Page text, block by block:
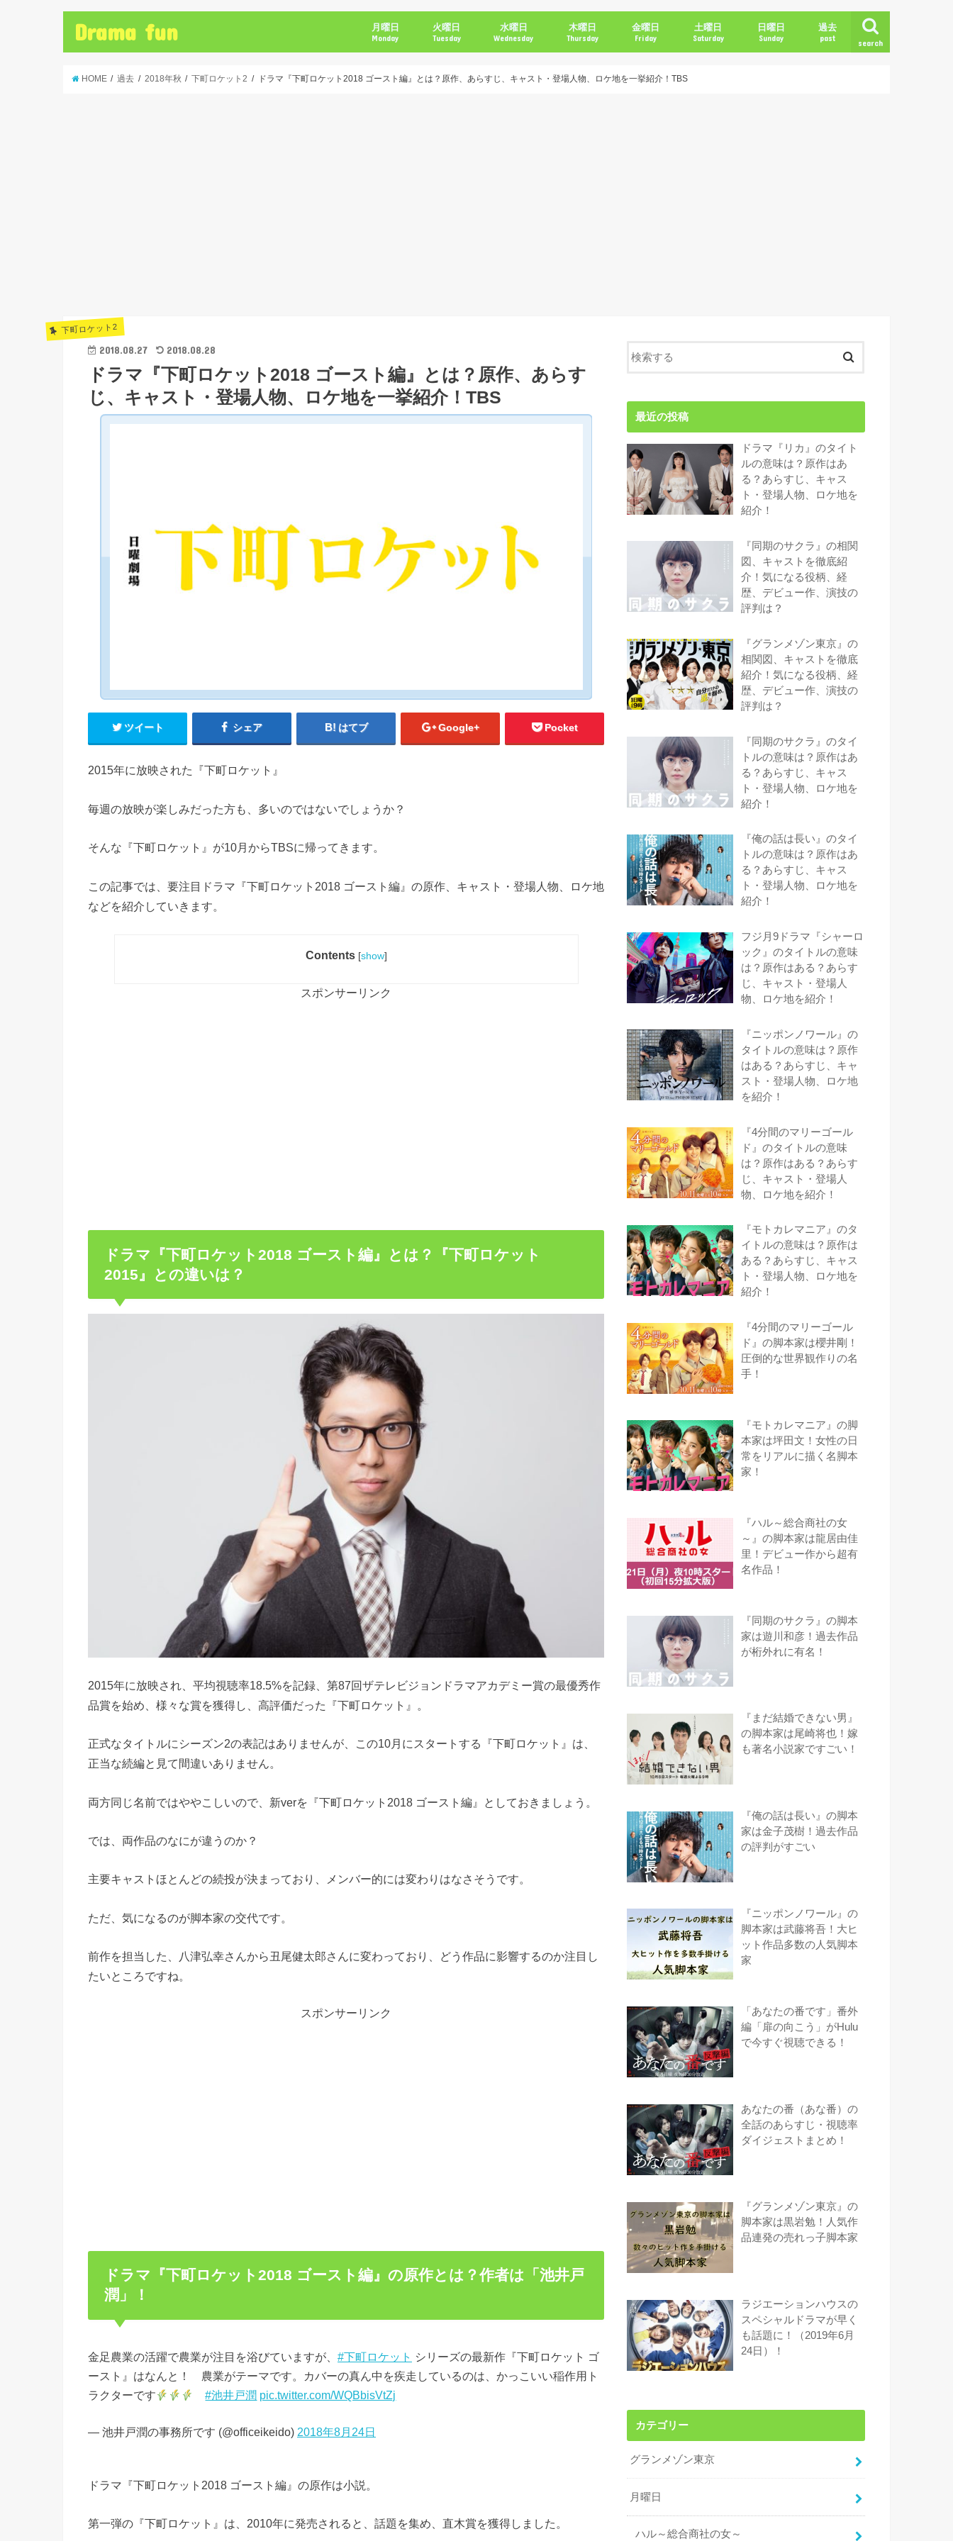
Drama fun search
月曜日
Monday
火曜日
Tuesday
水曜日
Wednesday
木曜日
Thursday
金曜日
Friday
土曜日
Saturday
日曜日
Sunday
過去
past
HOME 過去 2018年秋 下町ロケット2 ドラマ『下町ロケット2018 ゴースト編』とは？原作、あらすじ、キャスト・登場人物、ロケ地を一挙紹介！TBS
下町ロケット2
2018.08.27 2018.08.28
ドラマ『下町ロケット2018 ゴースト編』とは？原作、あらす
じ、キャスト・登場人物、ロケ地を一挙紹介！TBS
ツイート シェア はてブ Google+ Pocket
2015年に放映された『下町ロケット』
毎週の放映が楽しみだった方も、多いのではないでしょうか？
そんな『下町ロケット』が10月からTBSに帰ってきます。
この記事では、要注目ドラマ『下町ロケット2018 ゴースト編』の原作、キャスト・登場人物、ロケ地
などを紹介していきます。
Contents [show]
スポンサーリンク
ドラマ『下町ロケット2018 ゴースト編』とは？『下町ロケット
2015』との違いは？
2015年に放映され、平均視聴率18.5%を記録、第87回ザテレビジョンドラマアカデミー賞の最優秀作
品賞を始め、様々な賞を獲得し、高評価だった『下町ロケット』。
正式なタイトルにシーズン2の表記はありませんが、この10月にスタートする『下町ロケット』は、
正当な続編と見て間違いありません。
両方同じ名前ではややこしいので、新verを『下町ロケット2018 ゴースト編』としておきましょう。
では、両作品のなにが違うのか？
主要キャストほとんどの続投が決まっており、メンバー的には変わりはなさそうです。
ただ、気になるのが脚本家の交代です。
前作を担当した、八津弘幸さんから丑尾健太郎さんに変わっており、どう作品に影響するのか注目し
たいところですね。
スポンサーリンク
ドラマ『下町ロケット2018 ゴースト編』の原作とは？作者は「池井戸
潤」！
金足農業の活躍で農業が注目を浴びていますが、 #下町ロケット シリーズの最新作『下町ロケット ゴ
ースト』はなんと！ 農業がテーマです。カバーの真ん中を疾走しているのは、かっこいい稲作用ト
ラクターです
#池井戸潤 pic.twitter.com/WQBbisVtZj
— 池井戸潤の事務所です (@officeikeido) 2018年8月24日
ドラマ『下町ロケット2018 ゴースト編』の原作は小説。
第一弾の『下町ロケット』は、2010年に発売されると、話題を集め、直木賞を獲得しました。
最近の投稿
ドラマ『リカ』のタイト
ルの意味は？原作はあ
る？あらすじ、キャス
ト・登場人物、ロケ地を
紹介！
『同期のサクラ』の相関
図、キャストを徹底紹
介！気になる役柄、経
歴、デビュー作、演技の
評判は？
『グランメゾン東京』の
相関図、キャストを徹底
紹介！気になる役柄、経
歴、デビュー作、演技の
評判は？
『同期のサクラ』のタイ
トルの意味は？原作はあ
る？あらすじ、キャス
ト・登場人物、ロケ地を
紹介！
『俺の話は長い』のタイ
トルの意味は？原作はあ
る？あらすじ、キャス
ト・登場人物、ロケ地を
紹介！
フジ月9ドラマ『シャーロ
ック』のタイトルの意味
は？原作はある？あらす
じ、キャスト・登場人
物、ロケ地を紹介！
『ニッポンノワール』の
タイトルの意味は？原作
はある？あらすじ、キャ
スト・登場人物、ロケ地
を紹介！
『4分間のマリーゴール
ド』のタイトルの意味
は？原作はある？あらす
じ、キャスト・登場人
物、ロケ地を紹介！
『モトカレマニア』のタ
イトルの意味は？原作は
ある？あらすじ、キャス
ト・登場人物、ロケ地を
紹介！
『4分間のマリーゴール
ド』の脚本家は櫻井剛！
圧倒的な世界観作りの名
手！
『モトカレマニア』の脚
本家は坪田文！女性の日
常をリアルに描く名脚本
家！
『ハル～総合商社の女
～』の脚本家は龍居由佳
里！デビュー作から超有
名作品！
『同期のサクラ』の脚本
家は遊川和彦！過去作品
が桁外れに有名！
『まだ結婚できない男』
の脚本家は尾崎将也！嫁
も著名小説家ですごい！
『俺の話は長い』の脚本
家は金子茂樹！過去作品
の評判がすごい
『ニッポンノワール』の
脚本家は武藤将吾！大ヒ
ット作品多数の人気脚本
家
「あなたの番です」番外
編「扉の向こう」がHulu
で今すぐ視聴できる！
あなたの番（あな番）の
全話のあらすじ・視聴率
ダイジェストまとめ！
『グランメゾン東京』の
脚本家は黒岩勉！人気作
品連発の売れっ子脚本家
ラジエーションハウスの
スペシャルドラマが早く
も話題に！（2019年6月
24日）！
カテゴリー
グランメゾン東京
月曜日
ハル～総合商社の女～